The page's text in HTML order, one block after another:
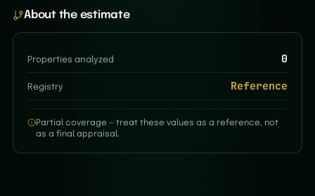
About the estimate
Properties analyzed 0
Registry Reference
Partial coverage — treat these values as a reference, not
as a final appraisal.